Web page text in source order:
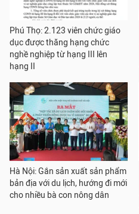
Phú Thọ: 2.123 viên chức giáo
dục được thăng hạng chức
nghề nghiệp từ hạng III lên
hạng II
Hà Nội: Gắn sản xuất sản phẩm
bản địa với du lịch, hướng đi mới
cho nhiều bà con nông dân